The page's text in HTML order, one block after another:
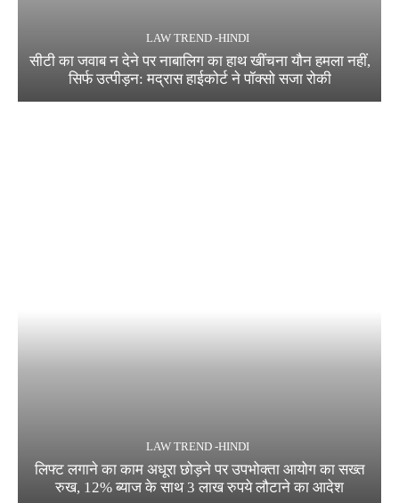
LAW TREND -HINDI
सीटी का जवाब न देने पर नाबालिग का हाथ खींचना यौन हमला नहीं,
सिर्फ उत्पीड़न: मद्रास हाईकोर्ट ने पॉक्सो सजा रोकी
LAW TREND -HINDI
लिफ्ट लगाने का काम अधूरा छोड़ने पर उपभोक्ता आयोग का सख्त
रुख, 12% ब्याज के साथ 3 लाख रुपये लौटाने का आदेश